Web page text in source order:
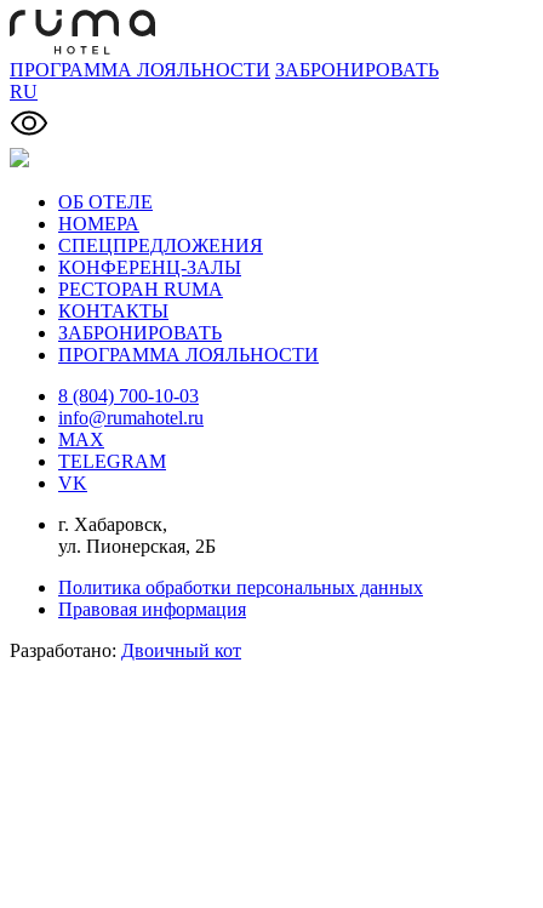
ПРОГРАММА ЛОЯЛЬНОСТИ ЗАБРОНИРОВАТЬ
RU
ОБ ОТЕЛЕ
НОМЕРА
СПЕЦПРЕДЛОЖЕНИЯ
КОНФЕРЕНЦ-ЗАЛЫ
РЕСТОРАН RUMA
КОНТАКТЫ
ЗАБРОНИРОВАТЬ
ПРОГРАММА ЛОЯЛЬНОСТИ
8 (804) 700-10-03
info@rumahotel.ru
MAX
TELEGRAM
VK
г. Хабаровск,
ул. Пионерская, 2Б
Политика обработки персональных данных
Правовая информация
Разработано: Двоичный кот